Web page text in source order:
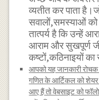
व्यतीत कर पाता
सवालों,समस्याओं
तात्पर्य है कि उन्हें
आराम और सुखपूर्ण
कष्टों,कठिनाइयों
आपको यह जानकारी
गणित के आर्टिकल को
आए हैं तो वेबसाइट को